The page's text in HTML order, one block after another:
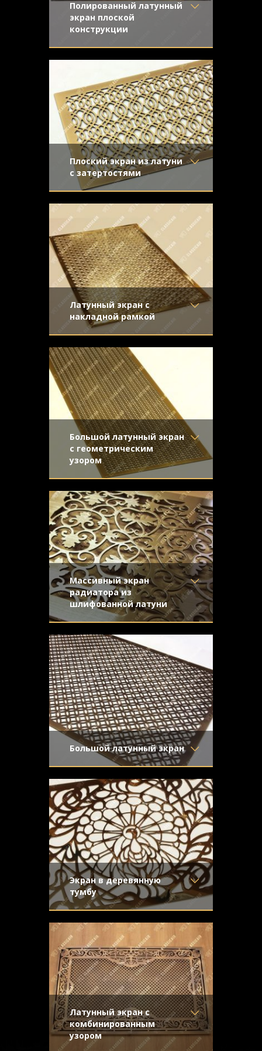
Полированный латунный
экран плоской
конструкции
Материал- Латунь
Отделка- Полированная
- Majestic
Конструкция- Плоская
"Majestic". Плоская конструкция и
зеркальная полировка
Плоский экран из латуни
с затертостями
Материал- Латунь
Отделка- Старение с
эффектом затёртости
Узор
- Волны
Конструкция- Плоская
орнамент "Волны"
Латунный экран с
накладной рамкой
Материал- Латунь
Отделка- Полированная
латунь
Узор- Ирис
Конструкция- С накладной
рамкой
рамкой и видимым крепежом.
Полированная латунь и орнамент
"Ирис"
Большой латунный экран
с геометрическим
узором
Материал- Латунь
Отделка- Старение с
направленной риской
Узор- Соединенные
квадраты
Конструкция- Плоская
орнаментом "Соединенные квадраты".
Старение с направленной шлифовкой
Массивный экран
радиатора из
шлифованной латуни
Материал- Латунь
Отделка- Шлифованная
латунь
Узор- Листья дуба
Конструкция- С отбортовкой
орнаментом "Листья дуба". Конструкция
с задней отбортовкой и скрытым
крепежом
Большой латунный экран
Материал- Латунь
Отделка- Старение с
эффектом затёртости
Узор- Кольца
Конструкция- Плоская
латуни с орнаментом «Кольца». Среднее
старение с глянцевым лаком.
Экран в деревянную
тумбу
Материал- Латунь
Отделка- Полированная
латунь
Узор-
Конструкция- Плоская
орнаментом. Решетка предназначена
для установки в деревянный корпус
Латунный экран с
комбинированным
узором